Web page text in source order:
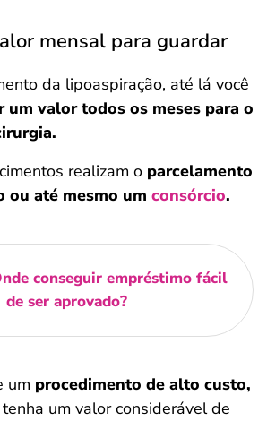
mensal para guardar
da lipoaspiração, até lá você
um valor todos os meses para o
realizam o parcelamento
ou até mesmo um consórcio.
conseguir empréstimo fácil
de ser aprovado?
um procedimento de alto custo,
um valor considerável de